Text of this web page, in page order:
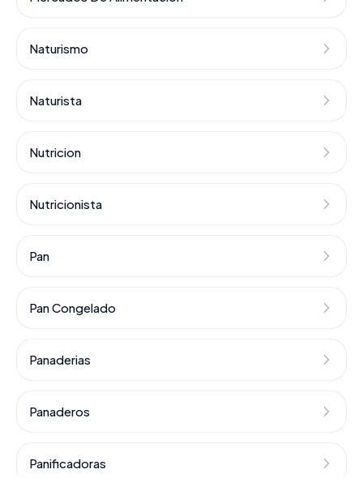
Naturismo
Naturista
Nutricion
Nutricionista
Pan
Pan Congelado
Panaderias
Panaderos
Panificadoras